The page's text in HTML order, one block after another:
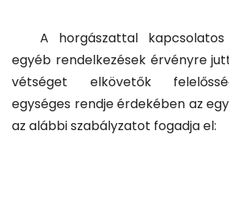
A horgászattal
egyéb rendelkezések érvényre
vétséget elkövetők
egységes rendje érdekében az
az alábbi szabályzatot fogadja el: